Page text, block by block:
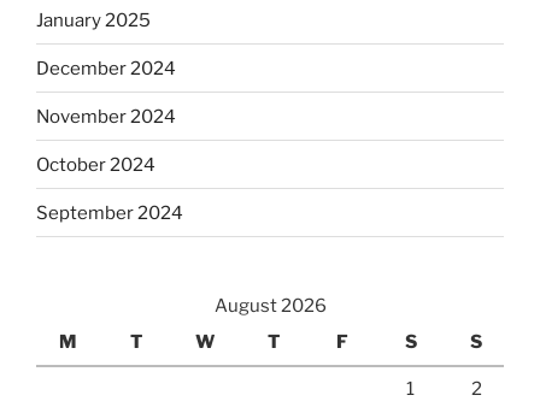
January 2025
December 2024
November 2024
October 2024
September 2024
August 2026
M
T W T F S S
1 2